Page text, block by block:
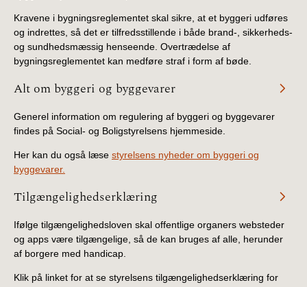
Kravene i bygningsreglementet skal sikre, at et byggeri udføres
og indrettes, så det er tilfredsstillende i både brand-, sikkerheds-
og sundhedsmæssig henseende. Overtrædelse af
bygningsreglementet kan medføre straf i form af bøde.
Alt om byggeri og byggevarer
Generel information om regulering af byggeri og byggevarer
findes på Social- og Boligstyrelsens hjemmeside.
Her kan du også læse styrelsens nyheder om byggeri og
byggevarer.
Tilgængelighedserklæring
Ifølge tilgængelighedsloven skal offentlige organers websteder
og apps være tilgængelige, så de kan bruges af alle, herunder
af borgere med handicap.
Klik på linket for at se styrelsens tilgængelighedserklæring for